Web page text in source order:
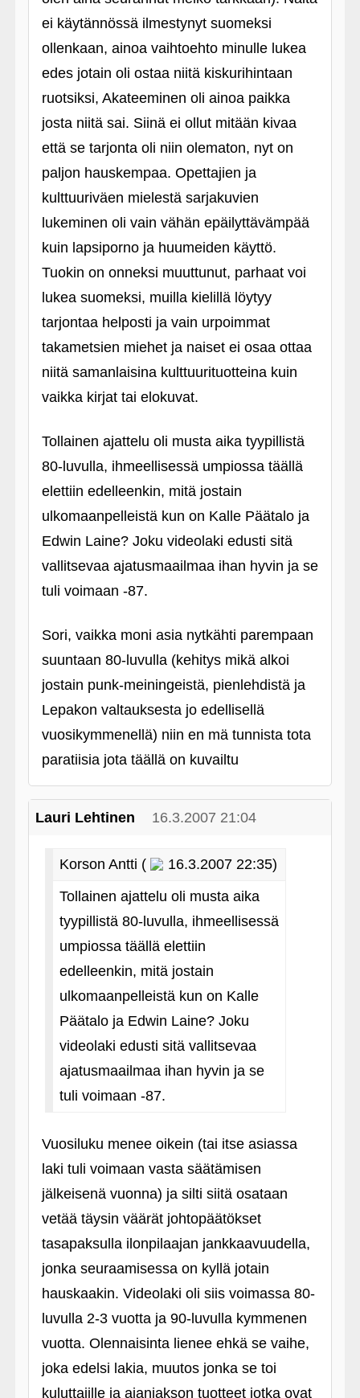
ei käytännössä ilmestynyt suomeksi
ollenkaan, ainoa vaihtoehto minulle lukea
edes jotain oli ostaa niitä kiskurihintaan
ruotsiksi, Akateeminen oli ainoa paikka
josta niitä sai. Siinä ei ollut mitään kivaa
että se tarjonta oli niin olematon, nyt on
paljon hauskempaa. Opettajien ja
kulttuuriväen mielestä sarjakuvien
lukeminen oli vain vähän epäilyttävämpää
kuin lapsiporno ja huumeiden käyttö.
Tuokin on onneksi muuttunut, parhaat voi
lukea suomeksi, muilla kielillä löytyy
tarjontaa helposti ja vain urpoimmat
takametsien miehet ja naiset ei osaa ottaa
niitä samanlaisina kulttuurituotteina kuin
vaikka kirjat tai elokuvat.
Tollainen ajattelu oli musta aika tyypillistä
80-luvulla, ihmeellisessä umpiossa täällä
elettiin edelleenkin, mitä jostain
ulkomaanpelleistä kun on Kalle Päätalo ja
Edwin Laine? Joku videolaki edusti sitä
vallitsevaa ajatusmaailmaa ihan hyvin ja se
tuli voimaan ‑87.
Sori, vaikka moni asia nytkähti parempaan
suuntaan 80-luvulla (kehitys mikä alkoi
jostain punk-meiningeistä, pienlehdistä ja
Lepakon valtauksesta jo edellisellä
vuosikymmenellä) niin en mä tunnista tota
paratiisia jota täällä on kuvailtu
Lauri Lehtinen 16.3.2007 21:04
Korson Antti (
16.3.2007 22:35)
Tollainen ajattelu oli musta aika
tyypillistä 80-luvulla, ihmeellisessä
umpiossa täällä elettiin
edelleenkin, mitä jostain
ulkomaanpelleistä kun on Kalle
Päätalo ja Edwin Laine? Joku
videolaki edusti sitä vallitsevaa
ajatusmaailmaa ihan hyvin ja se
tuli voimaan ‑87.
Vuosiluku menee oikein (tai itse asiassa
laki tuli voimaan vasta säätämisen
jälkeisenä vuonna) ja silti siitä osataan
vetää täysin väärät johtopäätökset
tasapaksulla ilonpilaajan jankkaavuudella,
jonka seuraamisessa on kyllä jotain
hauskaakin. Videolaki oli siis voimassa 80-
luvulla 2-3 vuotta ja 90-luvulla kymmenen
vuotta. Olennaisinta lienee ehkä se vaihe,
joka edelsi lakia, muutos jonka se toi
kuluttajille ja ajanjakson tuotteet jotka ovat